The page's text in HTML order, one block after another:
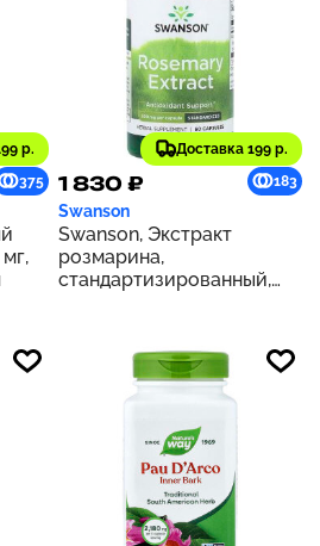
р.
375
Доставка 199 р.
1 830 ₽ 183
Swanson
Swanson, Экстракт
розмарина,
стандартизированный,